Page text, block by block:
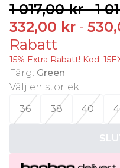
1 017,00 kr-1
332,00 kr -
Rabatt
15% Extra Rabatt! Kod:
Färg: Green
Välj en storlek:
36
38 40